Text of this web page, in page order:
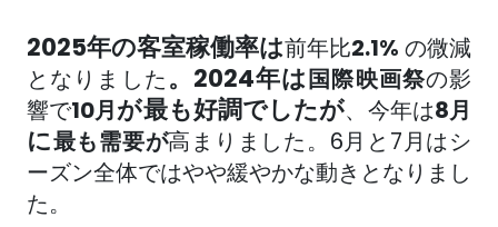
2025年の客室稼働率は前年比2.1% の微減
となりました。2024年は国際映画祭の影
響で10月が最も好調でしたが、今年は8月
に最も需要が高まりました。6月と7月はシ
ーズン全体ではやや緩やかな動きとなりまし
た。